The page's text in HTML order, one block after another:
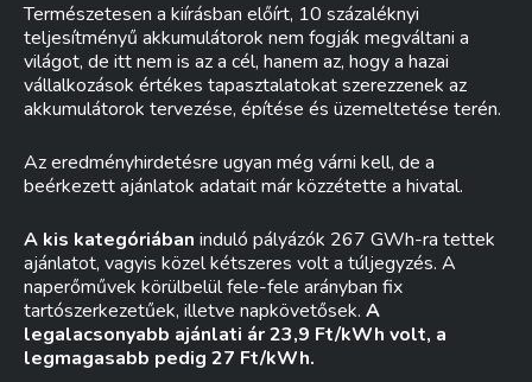
Természetesen a kiírásban előírt, 10 százaléknyi
teljesítményű akkumulátorok nem fogják megváltani a
világot, de itt nem is az a cél, hanem az, hogy a hazai
vállalkozások értékes tapasztalatokat szerezzenek az
akkumulátorok tervezése, építése és üzemeltetése terén.
Az eredményhirdetésre ugyan még várni kell, de a
beérkezett ajánlatok adatait már közzétette a hivatal.
A kis kategóriában induló pályázók 267 GWh-ra tettek
ajánlatot, vagyis közel kétszeres volt a túljegyzés. A
naperőművek körülbelül fele-fele arányban fix
tartószerkezetűek, illetve napkövetősek. A
legalacsonyabb ajánlati ár 23,9 Ft/kWh volt, a
legmagasabb pedig 27 Ft/kWh.